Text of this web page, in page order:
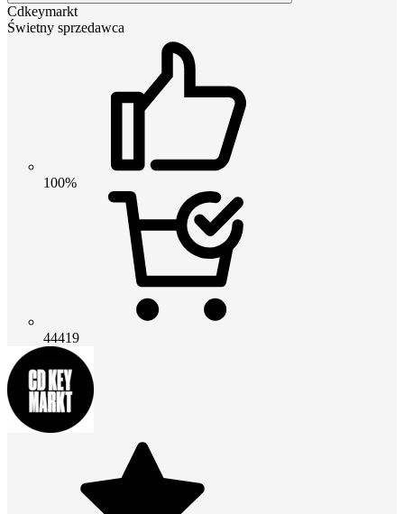
Cdkeymarkt
Świetny sprzedawca
100%
44419